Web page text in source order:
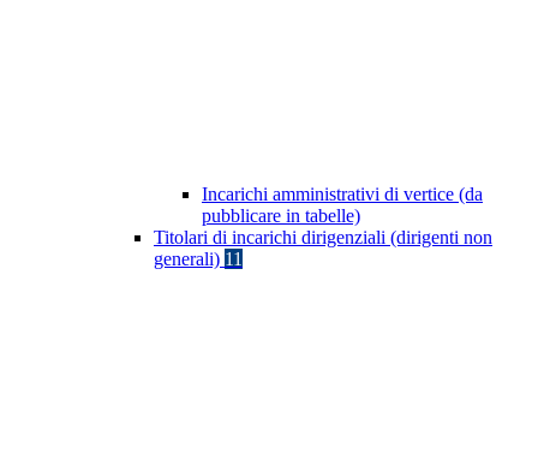
Incarichi amministrativi di vertice (da
pubblicare in tabelle)
Titolari di incarichi dirigenziali (dirigenti non
generali) 11